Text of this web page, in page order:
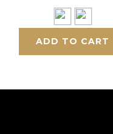
ADD TO CART